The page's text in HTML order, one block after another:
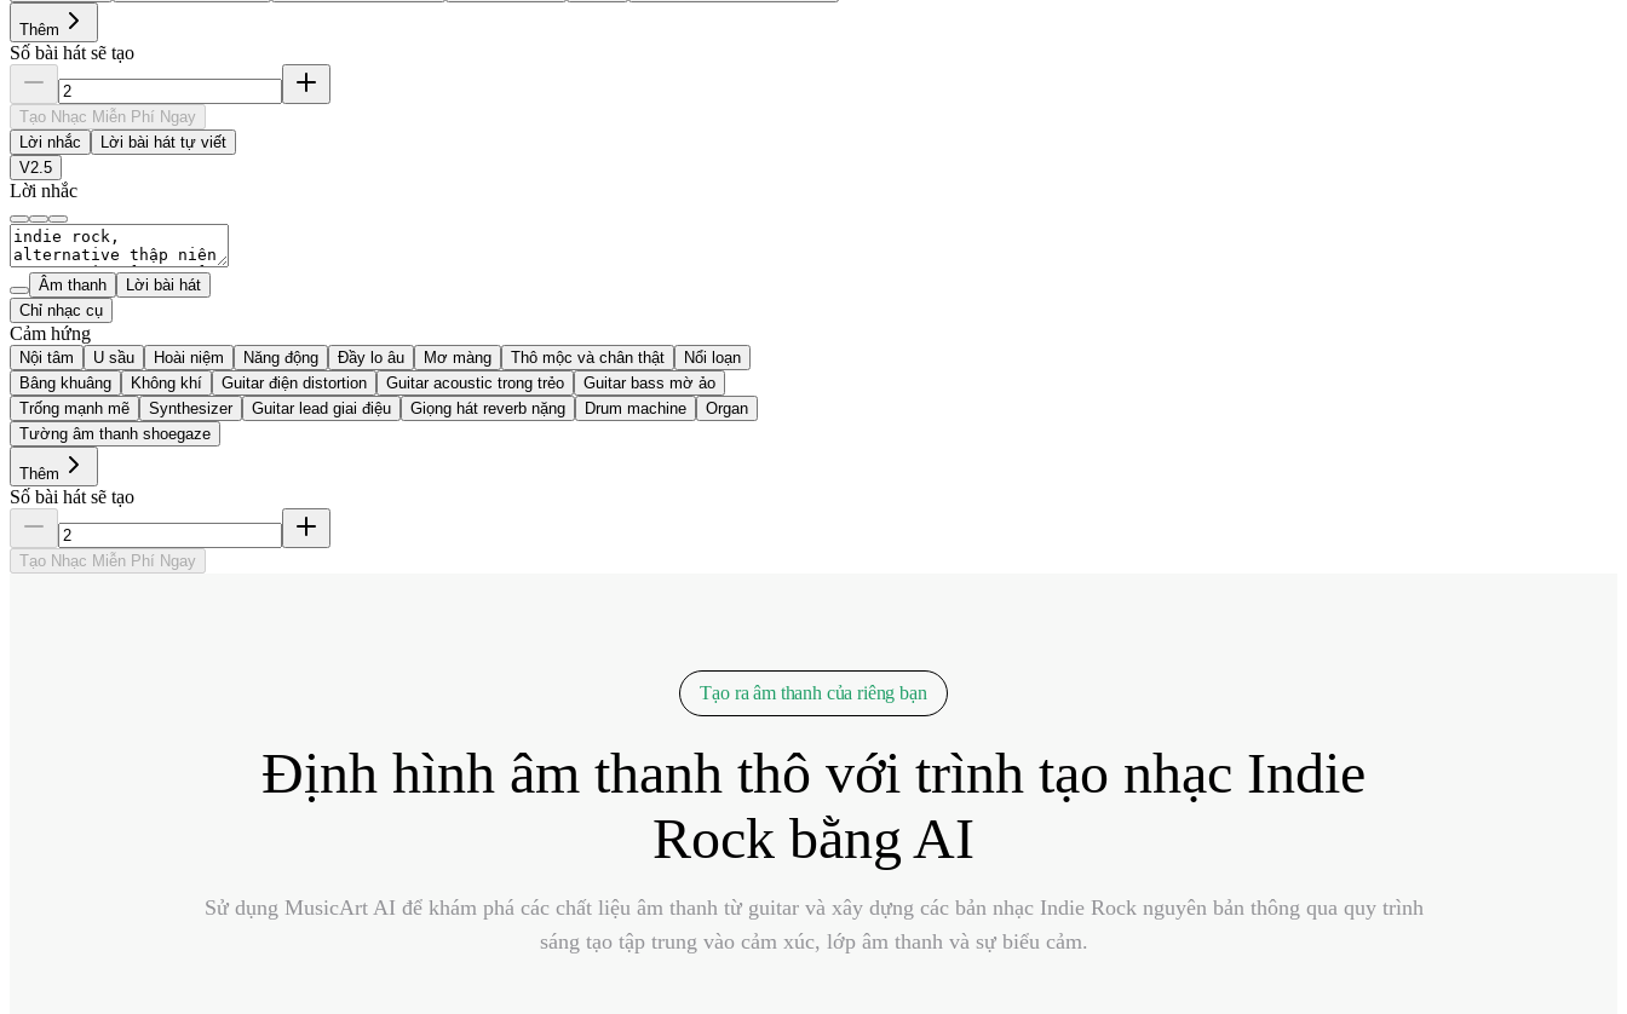
Thêm
Số bài hát sẽ tạo
Tạo Nhạc Miễn Phí Ngay
Lời nhắc
Lời bài hát tự viết
V2.5
Lời nhắc
Âm thanh
Lời bài hát
Chỉ nhạc cụ
Cảm hứng
Nội tâm U sầu Hoài niệm Năng động Đầy lo âu Mơ màng Thô mộc và chân thật
Nổi loạn
Bâng khuâng
Không khí Guitar điện distortion Guitar acoustic trong trẻo
Guitar bass mờ ảo
Trống mạnh mẽ
Synthesizer Guitar lead giai điệu Giọng hát reverb nặng Drum machine
Organ
Tường âm thanh shoegaze
Thêm
Số bài hát sẽ tạo
Tạo Nhạc Miễn Phí Ngay
Tạo ra âm thanh của riêng bạn
Định hình âm thanh thô với trình tạo nhạc Indie
Rock bằng AI
Sử dụng MusicArt AI để khám phá các chất liệu âm thanh từ guitar và xây dựng các bản nhạc Indie Rock nguyên bản thông qua quy trình
sáng tạo tập trung vào cảm xúc, lớp âm thanh và sự biểu cảm.